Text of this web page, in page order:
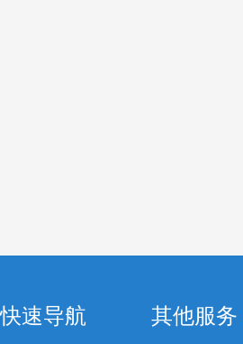
快速导航 其他服务